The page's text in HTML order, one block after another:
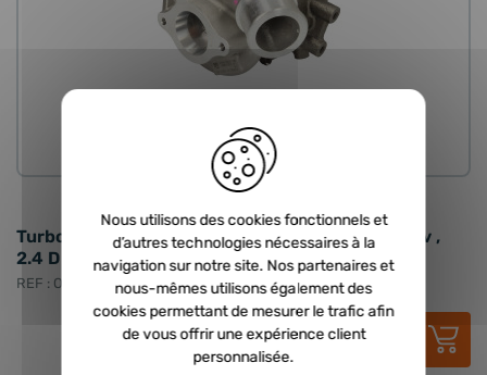
ORIGINE
Turbo neuf d'origine MITSUBISHI - 2.4 D ID 154cv ,
2.4 D ID 181cv
REF : ORI-49335-01412
1 542,24 €
Nous utilisons des cookies fonctionnels et
d’autres technologies nécessaires à la
navigation sur notre site. Nos partenaires et
nous-mêmes utilisons également des
cookies permettant de mesurer le trafic afin
de vous offrir une expérience client
personnalisée.